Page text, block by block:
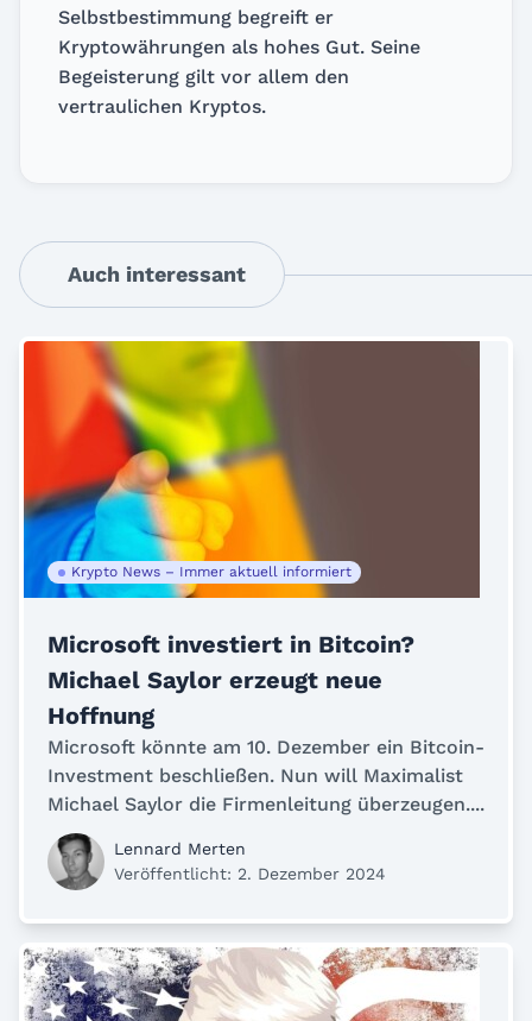
Selbstbestimmung begreift er
Kryptowährungen als hohes Gut. Seine
Begeisterung gilt vor allem den
vertraulichen Kryptos.
Auch interessant
Krypto News – Immer aktuell informiert
Microsoft investiert in Bitcoin?
Michael Saylor erzeugt neue
Hoffnung
Microsoft könnte am 10. Dezember ein Bitcoin-
Investment beschließen. Nun will Maximalist
Michael Saylor die Firmenleitung überzeugen....
Lennard Merten
Veröffentlicht: 2. Dezember 2024